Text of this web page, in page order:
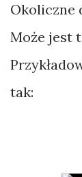
Okoliczne
Może jest
tak: